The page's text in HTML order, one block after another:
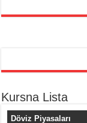
Kursna Lista